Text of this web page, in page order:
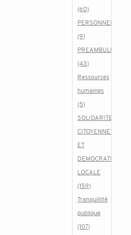
(60)
PERSONNEL
(9)
PREAMBULE
(43)
Ressources
humaines
(5)
SOLIDARITE,
CITOYENNETE
ET
DEMOCRATIE
LOCALE
(159)
Tranquillité
publique
(107)